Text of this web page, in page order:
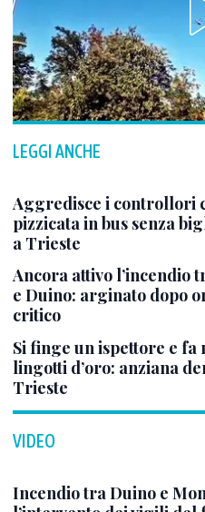
LEGGI ANCHE
Aggredisce i controllori
pizzicata in bus senza
a Trieste
Ancora attivo l’incendio
e Duino: arginato dopo
critico
Si finge un ispettore e fa
lingotti d’oro: anziana
Trieste
VIDEO
Incendio tra Duino e